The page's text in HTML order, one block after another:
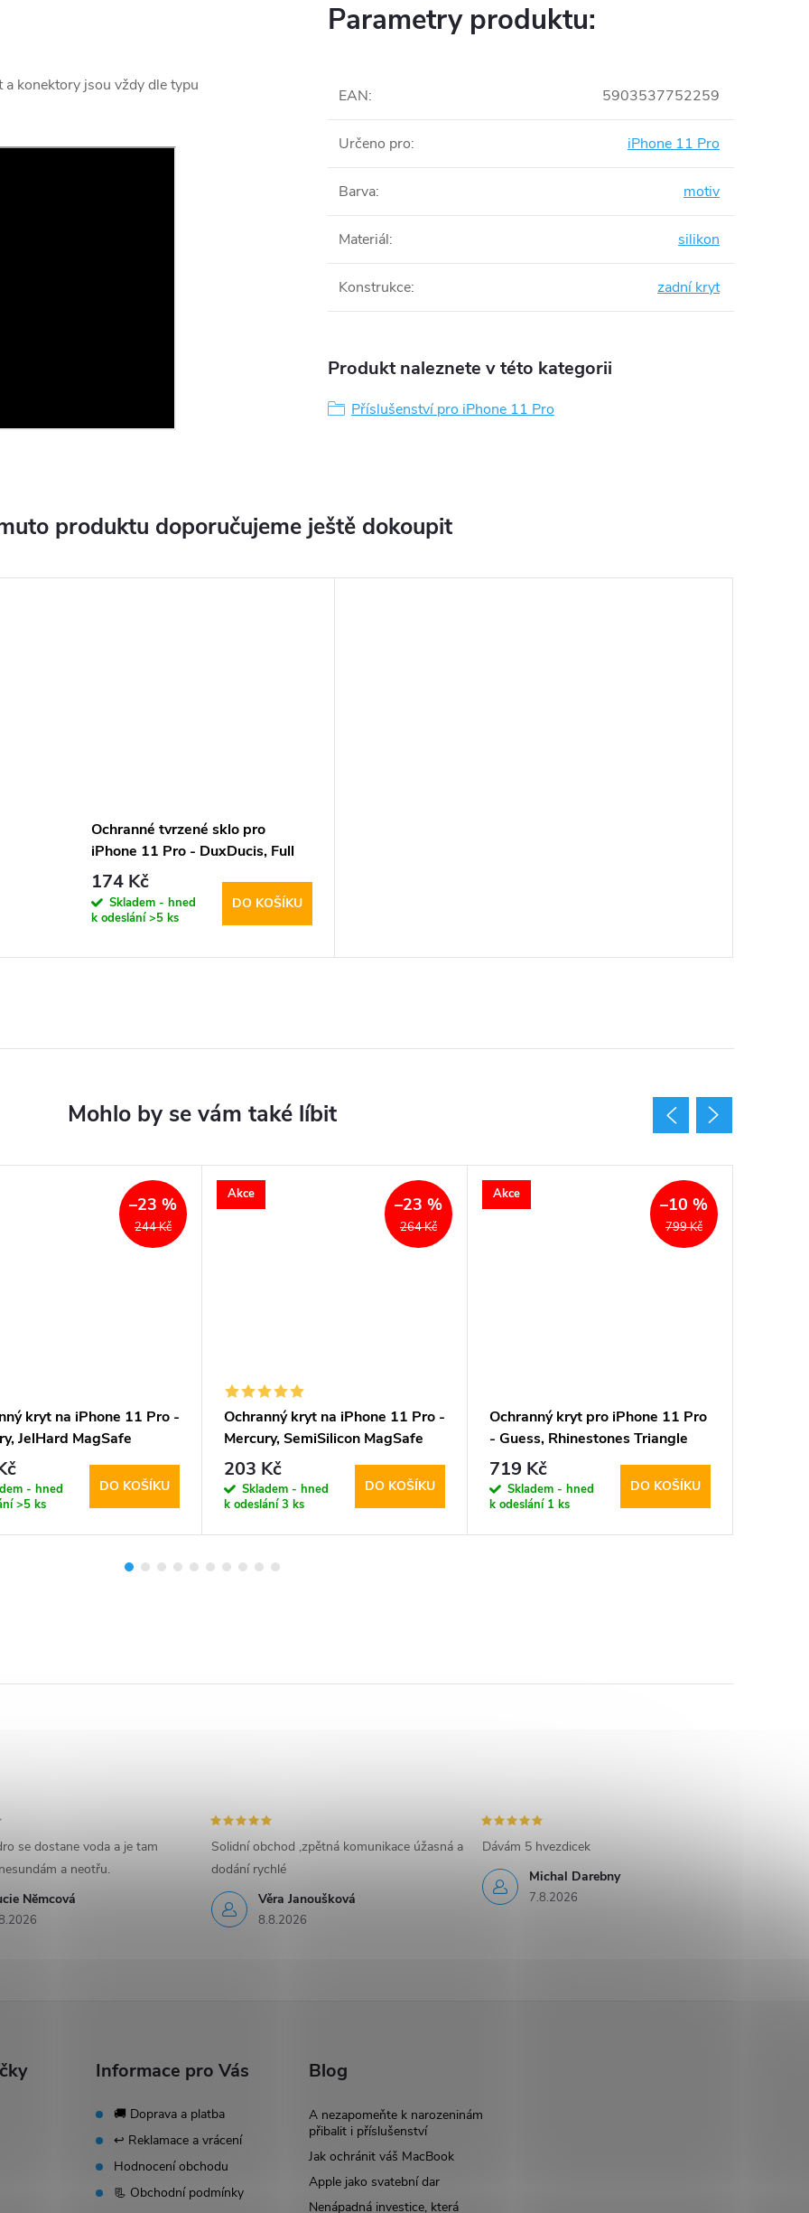
konektory jsou vždy dle typu
Parametry produktu:
EAN: 5903537752259
Určeno pro: iPhone 11 Pro
Barva: motiv
Materiál: silikon
Konstrukce: zadní kryt
Produkt naleznete v této kategorii
Příslušenství pro iPhone 11 Pro
produktu doporučujeme ještě dokoupit
Ochranné tvrzené sklo pro
iPhone 11 Pro - DuxDucis, Full
Glass Black
174 Kč
Skladem - hned
k odeslání>5 ks
DO KOŠÍKU
244 Kč
–23 %
kryt na iPhone 11 Pro -
JelHard MagSafe
- hned
>5 ks
DO KOŠÍKU
Akce
264 Kč
–23 %
Ochranný kryt na iPhone 11 Pro -
Mercury, SemiSilicon MagSafe
Pink
203 Kč
Skladem - hned
k odeslání3 ks
DO KOŠÍKU
Akce
799 Kč
–10 %
Ochranný kryt pro iPhone 11 Pro
- Guess, Rhinestones Triangle
Metal Logo Gold
719 Kč
Skladem - hned
k odeslání 1 ks
DO KOŠÍKU
Nĕmcová
se dostane voda a je tam
a neotřu.
Věra Janoušková
8.8.2026
Solidní obchod ,zpětná komunikace úžasná a
dodání rychlé
Michal Darebny
7.8.2026
Dávám 5 hvezdicek
Informace pro Vás
🚚 Doprava a platba
↩️ Reklamace a vrácení
Hodnocení obchodu
📃 Obchodní podmínky
Blog
A nezapomeňte k narozeninám
přibalit i příslušenství
Jak ochránit váš MacBook
Apple jako svatební dar
Nenápadná investice, která